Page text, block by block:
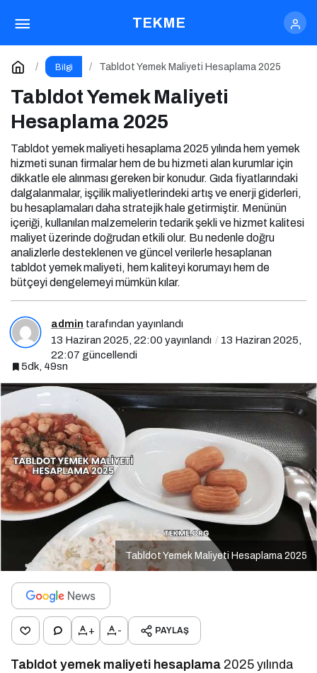
TEKME
Bilgi Tabldot Yemek Maliyeti Hesaplama 2025
Tabldot Yemek Maliyeti
Hesaplama 2025
Tabldot yemek maliyeti hesaplama 2025 yılında hem yemek
hizmeti sunan firmalar hem de bu hizmeti alan kurumlar için
dikkatle ele alınması gereken bir konudur. Gıda fiyatlarındaki
dalgalanmalar, işçilik maliyetlerindeki artış ve enerji giderleri,
bu hesaplamaları daha stratejik hale getirmiştir. Menünün
içeriği, kullanılan malzemelerin tedarik şekli ve hizmet kalitesi
maliyet üzerinde doğrudan etkili olur. Bu nedenle doğru
analizlerle desteklenen ve güncel verilerle hesaplanan
tabldot yemek maliyeti, hem kaliteyi korumayı hem de
bütçeyi dengelemeyi mümkün kılar.
admin tarafından yayınlandı
13 Haziran 2025, 22:00 yayınlandı
13 Haziran 2025,
22:07 güncellendi
5dk, 49sn
Tabldot Yemek Maliyeti Hesaplama 2025
+ - PAYLAŞ
Tabldot yemek maliyeti hesaplama 2025 yılında
Tabldot Yemek Maliyeti Hesaplama 2025
Yorum Yap